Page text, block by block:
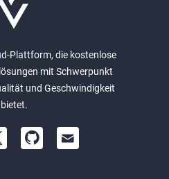
Plattform, die kostenlose
mit Schwerpunkt
und Geschwindigkeit
bietet.